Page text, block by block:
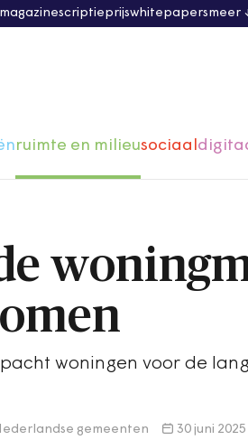
scriptieprijswhitepapersmeer
ruimte en milieusociaal
woningen voor de
gemeenten 30 juni 2025